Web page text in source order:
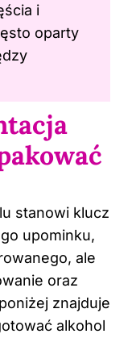
i
oparty
stanowi klucz
upominku,
ale
oraz
znajduje
alkohol